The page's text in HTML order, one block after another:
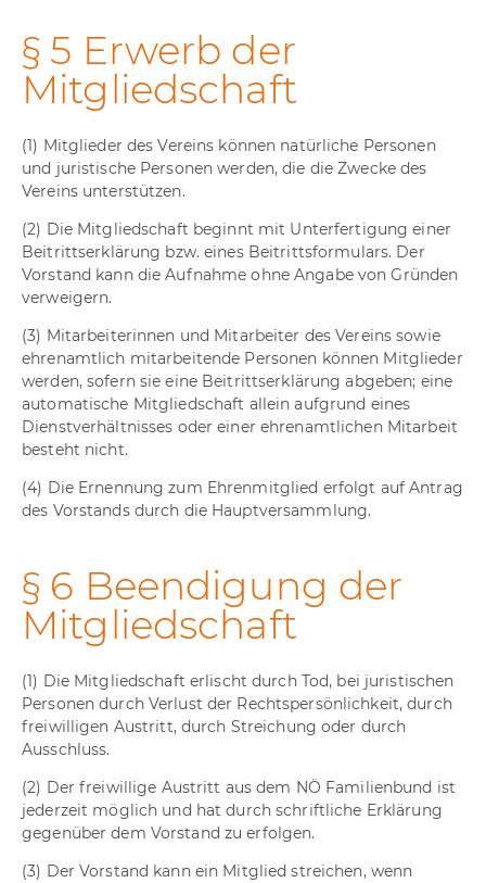
§ 5 Erwerb der
Mitgliedschaft
(1) Mitglieder des Vereins können natürliche Personen
und juristische Personen werden, die die Zwecke des
Vereins unterstützen.
(2) Die Mitgliedschaft beginnt mit Unterfertigung einer
Beitrittserklärung bzw. eines Beitrittsformulars. Der
Vorstand kann die Aufnahme ohne Angabe von Gründen
verweigern.
(3) Mitarbeiterinnen und Mitarbeiter des Vereins sowie
ehrenamtlich mitarbeitende Personen können Mitglieder
werden, sofern sie eine Beitrittserklärung abgeben; eine
automatische Mitgliedschaft allein aufgrund eines
Dienstverhältnisses oder einer ehrenamtlichen Mitarbeit
besteht nicht.
(4) Die Ernennung zum Ehrenmitglied erfolgt auf Antrag
des Vorstands durch die Hauptversammlung.
§ 6 Beendigung der
Mitgliedschaft
(1) Die Mitgliedschaft erlischt durch Tod, bei juristischen
Personen durch Verlust der Rechtspersönlichkeit, durch
freiwilligen Austritt, durch Streichung oder durch
Ausschluss.
(2) Der freiwillige Austritt aus dem NÖ Familienbund ist
jederzeit möglich und hat durch schriftliche Erklärung
gegenüber dem Vorstand zu erfolgen.
(3) Der Vorstand kann ein Mitglied streichen, wenn